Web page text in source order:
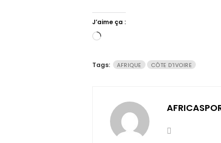
J’aime ça :
Chargement…
Tags: AFRIQUE CÔTE D'IVOIRE